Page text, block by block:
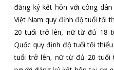
đăng ký kết hôn với công
Việt Nam quy định độ tuổi tối
20 tuổi trở lên, nữ từ đủ 18
Quốc quy định độ tuổi tối
tuổi trở lên, nữ từ đủ 20 tuổi